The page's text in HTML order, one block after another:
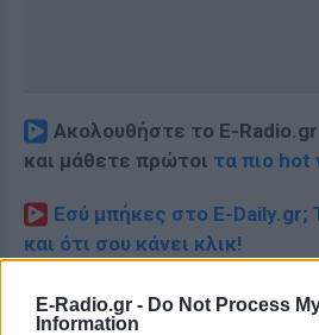
E-Radio.gr - Do Not Process
Information
Ακολουθήστε το E-
και μάθετε πρώτοι τα πιο hot
Εσύ μπήκες στο E-Daily.gr;
και ότι σου κάνει κλικ!
Ακολουθήστε το E-